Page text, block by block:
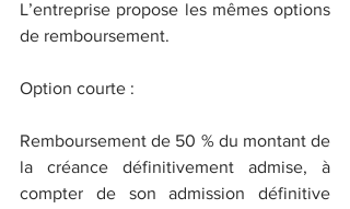
L’entreprise propose les mêmes options
de remboursement.
Option courte :
Remboursement de 50 % du montant de
la créance définitivement admise, à
compter de son admission définitive